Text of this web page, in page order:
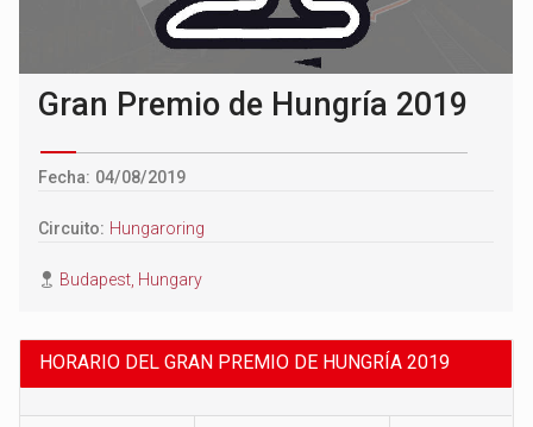
Gran Premio de Hungría 2019
Fecha: 04/08/2019
Circuito: Hungaroring
Budapest, Hungary
HORARIO DEL GRAN PREMIO DE HUNGRÍA 2019